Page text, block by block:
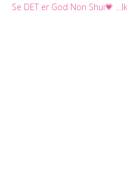
Se DET er God Non Shui💗